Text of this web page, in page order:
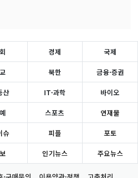
경제 국제
북한 금융·증권
산 IT·과학 바이오
스포츠 연재물
슈 피플 포토
인기뉴스 주요뉴스